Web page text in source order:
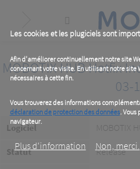
Les cookies et les plugiciels sont
Afin d'améliorer continuellement notre site
concernant votre visite. En utilisant notre site
nécessaires à cette fin.
Vous trouverez des informations
déclaration de protection des données. Vous
navigateur.
Plus d‘information Non, merci.
content
MOBOTIX HUB Hotfix
03-
Logiciel MOBOTIX
Statut Release